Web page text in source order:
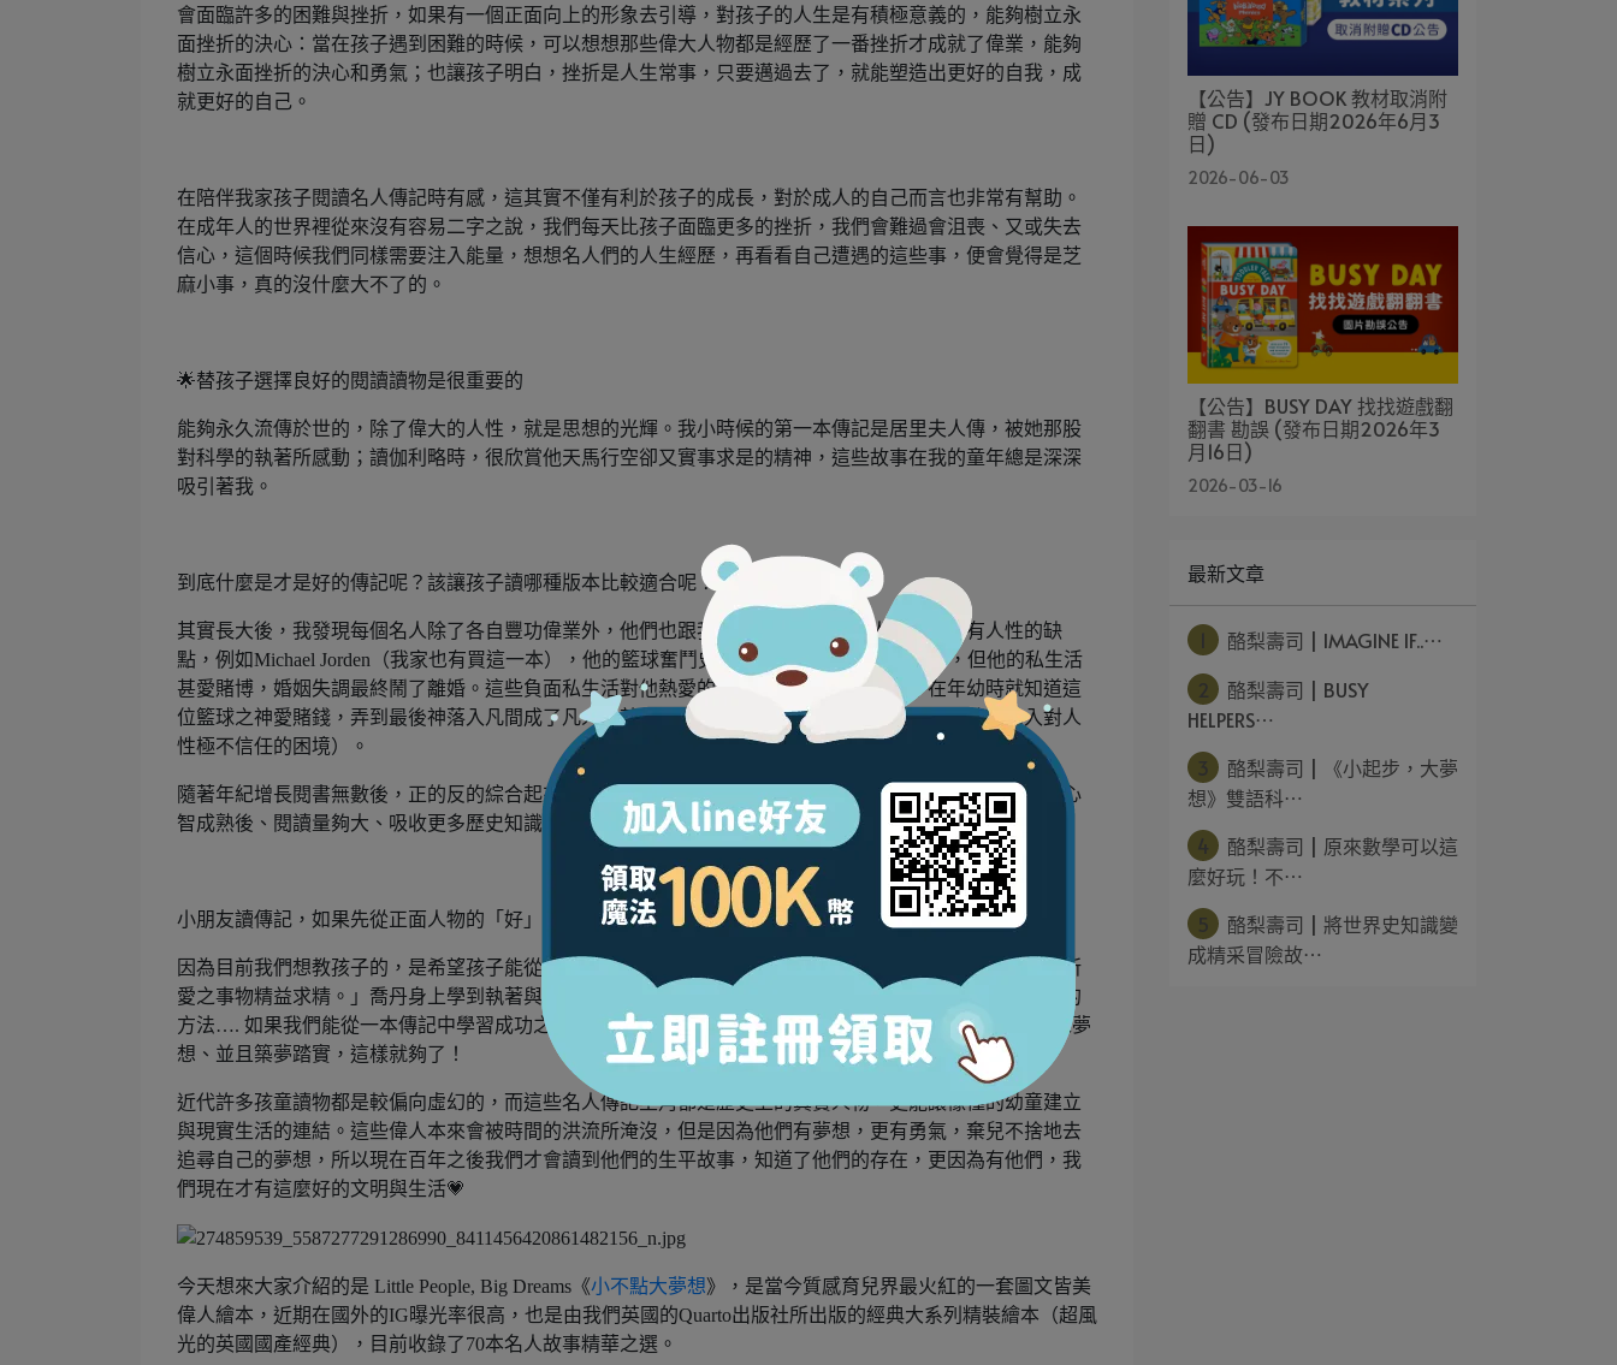
會面臨許多的困難與挫折，如果有一個正面向上的形象去引導，對孩子的人生是有積極意義的，能夠樹立永
面挫折的決心：當在孩子遇到困難的時候，可以想想那些偉大人物都是經歷了一番挫折才成就了偉業，能夠
樹立永面挫折的決心和勇氣；也讓孩子明白，挫折是人生常事，只要邁過去了，就能塑造出更好的自我，成
就更好的自己。
在陪伴我家孩子閱讀名人傳記時有感，這其實不僅有利於孩子的成長，對於成人的自己而言也非常有幫助。
在成年人的世界裡從來沒有容易二字之說，我們每天比孩子面臨更多的挫折，我們會難過會沮喪、又或失去
信心，這個時候我們同樣需要注入能量，想想名人們的人生經歷，再看看自己遭遇的這些事，便會覺得是芝
麻小事，真的沒什麼大不了的。
🌟替孩子選擇良好的閱讀讀物是很重要的
能夠永久流傳於世的，除了偉大的人性，就是思想的光輝。我小時候的第一本傳記是居里夫人傳，被她那股
對科學的執著所感動；讀伽利略時，很欣賞他天馬行空卻又實事求是的精神，這些故事在我的童年總是深深
吸引著我。
到底什麼是才是好的傳記呢？該讓孩子讀哪種版本比較適合呢？
其實長大後，我發現每個名人除了各自豐功偉業外，他們也跟我們一樣是很普通的人，一樣也有人性的缺
點，例如Michael Jorden（我家也有買這一本），他的籃球奮鬥史幾乎每個籃球迷都知之蜃祥，但他的私生活
甚愛賭博，婚姻失調最終鬧了離婚。這些負面私生活對他熱愛的籃球並無影響，若讓孩子在年幼時就知道這
位籃球之神愛賭錢，弄到最後神落入凡間成了凡人，就很難讓孩子從中學習到典範（並且會讓孩子陷入對人
性極不信任的困境）。
隨著年紀增長閱書無數後，正的反的綜合起來才能成熟判斷出這個人是個怎麼樣的人，而這些就要等孩子心
智成熟後、閱讀量夠大、吸收更多歷史知識之後，再自己評斷人生不同層面的功過對錯吧！
小朋友讀傳記，如果先從正面人物的「好」下去介紹會容易些。
因為目前我們想教孩子的，是希望孩子能從中學習到的正能量：「執著於自己本身的技藝精進，熱愛自己所
愛之事物精益求精。」喬丹身上學到執著與努力、從伽利略身上學到對科學的質疑，從孔子身上學到教學的
方法…. 如果我們能從一本傳記中學習成功之道，找到別人成功的辦法，進而影響到我們的孩子，勇於追求夢
想、並且築夢踏實，這樣就夠了！
近代許多孩童讀物都是較偏向虛幻的，而這些名人傳記主角都是歷史上的真實人物，更能讓懞懂的幼童建立
與現實生活的連結。這些偉人本來會被時間的洪流所淹沒，但是因為他們有夢想，更有勇氣，棄兒不捨地去
追尋自己的夢想，所以現在百年之後我們才會讀到他們的生平故事，知道了他們的存在，更因為有他們，我
們現在才有這麼好的文明與生活💗
今天想來大家介紹的是 Little People, Big Dreams《小不點大夢想》，是當今質感育兒界最火紅的一套圖文皆美
偉人繪本，近期在國外的IG曝光率很高，也是由我們英國的Quarto出版社所出版的經典大系列精裝繪本（超風
光的英國國產經典），目前收錄了70本名人故事精華之選。
【公告】JY BOOK 教材取消附
贈 CD (發布日期2026年6月3
日)
2026-06-03
【公告】BUSY DAY 找找遊戲翻
翻書 勘誤 (發布日期2026年3
月16日)
2026-03-16
最新文章
酪梨壽司 | IMAGINE IF..⋯
酪梨壽司 | BUSY
HELPERS⋯
酪梨壽司 | 《小起步，大夢
想》雙語科⋯
酪梨壽司 | 原來數學可以這
麼好玩！不⋯
酪梨壽司 | 將世界史知識變
成精采冒險故⋯